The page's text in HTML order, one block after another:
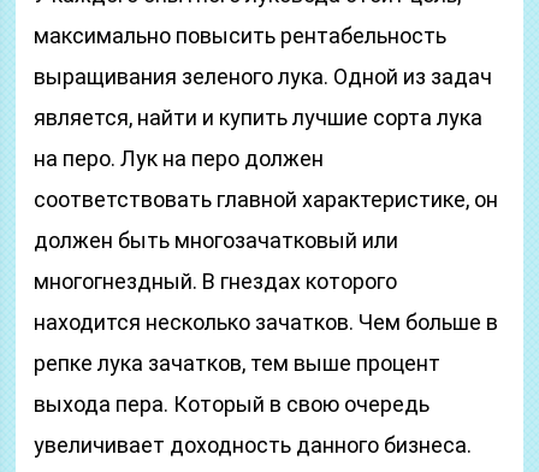
максимально повысить рентабельность
выращивания зеленого лука. Одной из задач
является, найти и купить лучшие сорта лука
на перо. Лук на перо должен
соответствовать главной характеристике, он
должен быть многозачатковый или
многогнездный. В гнездах которого
находится несколько зачатков. Чем больше в
репке лука зачатков, тем выше процент
выхода пера. Который в свою очередь
увеличивает доходность данного бизнеса.